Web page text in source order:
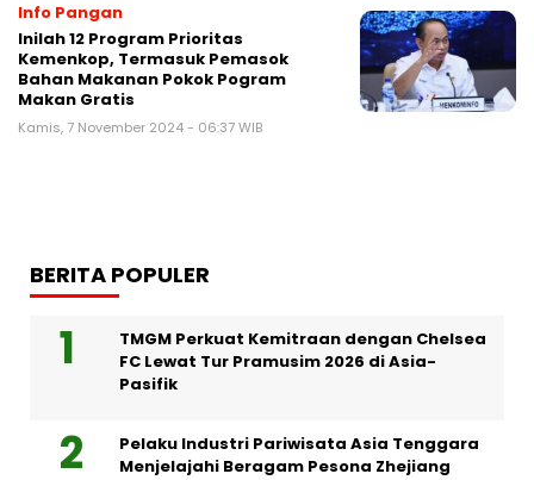
Info Pangan
Inilah 12 Program Prioritas
Kemenkop, Termasuk Pemasok
Bahan Makanan Pokok Pogram
Makan Gratis
Kamis, 7 November 2024 - 06:37 WIB
BERITA POPULER
TMGM Perkuat Kemitraan dengan Chelsea
FC Lewat Tur Pramusim 2026 di Asia-
Pasifik
Pelaku Industri Pariwisata Asia Tenggara
Menjelajahi Beragam Pesona Zhejiang